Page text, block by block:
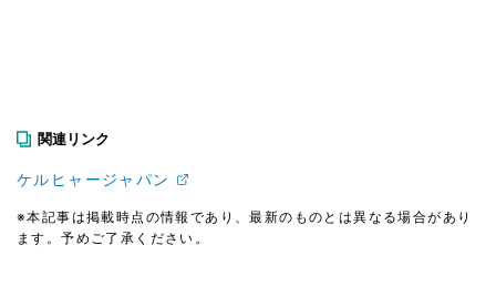
関連リンク
ケルヒャージャパン
※本記事は掲載時点の情報であり、最新のものとは異なる場合があり
ます。予めご了承ください。